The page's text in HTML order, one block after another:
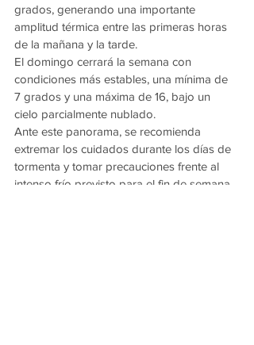
grados, generando una importante
amplitud térmica entre las primeras horas
de la mañana y la tarde.
El domingo cerrará la semana con
condiciones más estables, una mínima de
7 grados y una máxima de 16, bajo un
cielo parcialmente nublado.
Ante este panorama, se recomienda
extremar los cuidados durante los días de
tormenta y tomar precauciones frente al
intenso frío previsto para el fin de semana,